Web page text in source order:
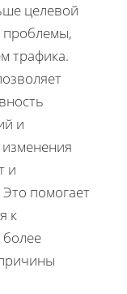
целевой
проблемы,
трафика.
и
и
помогает
к